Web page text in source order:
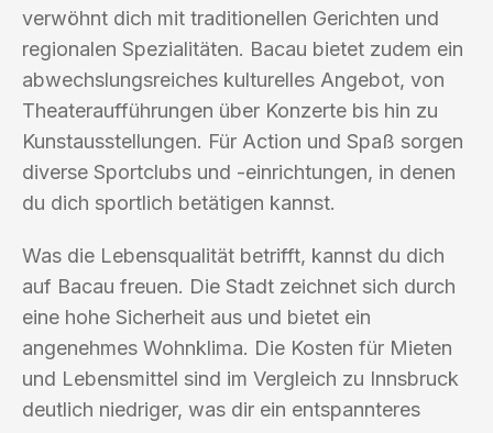
verwöhnt dich mit traditionellen Gerichten und
regionalen Spezialitäten. Bacau bietet zudem ein
abwechslungsreiches kulturelles Angebot, von
Theateraufführungen über Konzerte bis hin zu
Kunstausstellungen. Für Action und Spaß sorgen
diverse Sportclubs und -einrichtungen, in denen
du dich sportlich betätigen kannst.
Was die Lebensqualität betrifft, kannst du dich
auf Bacau freuen. Die Stadt zeichnet sich durch
eine hohe Sicherheit aus und bietet ein
angenehmes Wohnklima. Die Kosten für Mieten
und Lebensmittel sind im Vergleich zu Innsbruck
deutlich niedriger, was dir ein entspannteres